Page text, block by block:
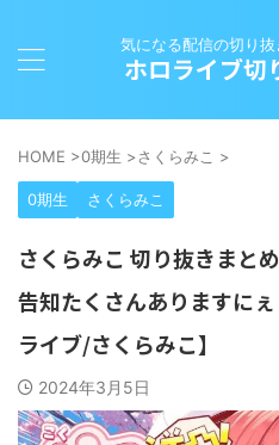
気になる配信の切り抜
ホロライブ切
HOME >0期生 >さくらみこ >
0期生 さくらみこ
さくらみこ 切り抜きまと
告知たくさんありますに
ライブ/さくらみこ】
2024年3月5日